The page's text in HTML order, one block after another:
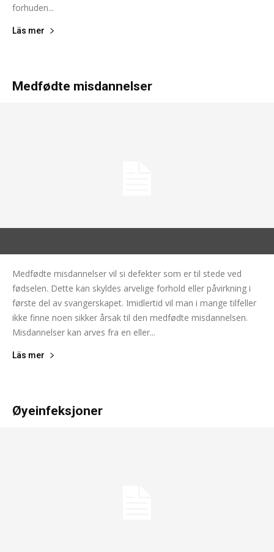
forhuden...
Läs mer
Medfødte misdannelser
Medfødte misdannelser vil si defekter som er til stede ved
fødselen. Dette kan skyldes arvelige forhold eller påvirkning i
første del av svangerskapet. Imidlertid vil man i mange tilfeller
ikke finne noen sikker årsak til den medfødte misdannelsen.
Misdannelser kan arves fra en eller...
Läs mer
Øyeinfeksjoner